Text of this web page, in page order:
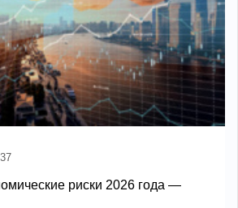
37
риски 2026 года —